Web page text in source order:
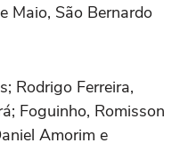
Maio, São Bernardo
Rodrigo Ferreira,
Foguinho, Romisson
Amorim e